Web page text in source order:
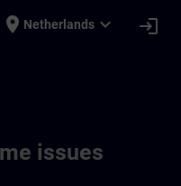
place Netherlands expand_more login
issues